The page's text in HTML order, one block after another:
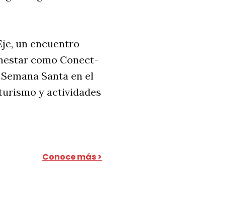
un encuentro
como Conect-
Santa en el
y actividades
Conoce más >